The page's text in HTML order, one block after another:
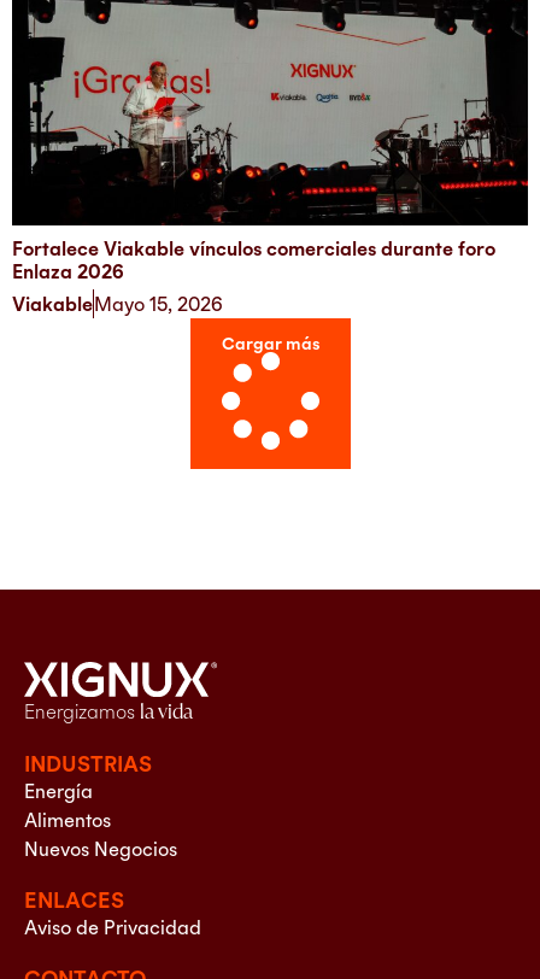
Fortalece Viakable vínculos comerciales durante foro
Enlaza 2026
ViakableMayo 15, 2026
Cargar más
Energizamos la vida
INDUSTRIAS
Energía
Alimentos
Nuevos Negocios
ENLACES
Aviso de Privacidad